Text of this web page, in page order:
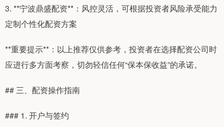
3. **宁波鼎盛配资**：风控灵活，可根据投资者风险承受能力
定制个性化配资方案
**重要提示**：以上推荐仅供参考，投资者在选择配资公司时
应进行多方面考察，切勿轻信任何“保本保收益”的承诺。
## 三、配资操作指南
### 1. 开户与签约